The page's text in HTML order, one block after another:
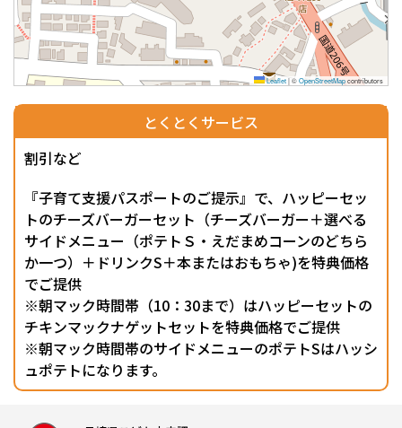
Leaflet|©OpenStreetMapcontributors
とくとくサービス
割引など
『子育て支援パスポートのご提示』で、ハッピーセッ
トのチーズバーガーセット（チーズバーガー＋選べる
サイドメニュー（ポテトＳ・えだまめコーンのどちら
か一つ）＋ドリンクS＋本またはおもちゃ)を特典価格
でご提供
※朝マック時間帯（10：30まで）はハッピーセットの
チキンマックナゲットセットを特典価格でご提供
※朝マック時間帯のサイドメニューのポテトSはハッシ
ュポテトになります。